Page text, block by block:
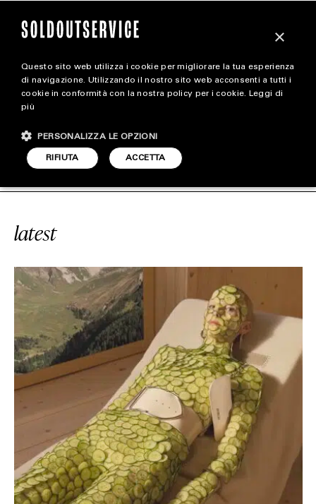
magazine
STYLE
FOOTWEAR
#SIMON PORTE SOLDOUTSERVICE
latest
×
Questo sito web utilizza i cookie per migliorare la tua esperienza
di navigazione. Utilizzando il nostro sito web acconsenti a tutti i
cookie in conformità con la nostra policy per i cookie. Leggi di
più
ACCETTA
RIFIUTA
PERSONALIZZA LE OPZIONI